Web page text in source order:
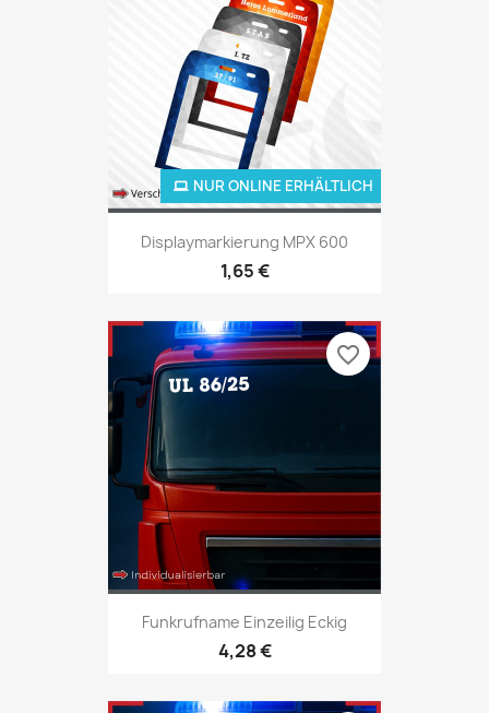
Displaymarkierung MPX 600
1,65 €
NUR ONLINE ERHÄLTLICH
Funkrufname Einzeilig Eckig
4,28 €
favorite_border